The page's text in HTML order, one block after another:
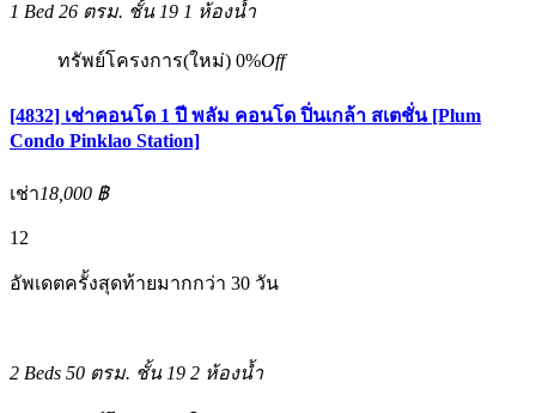
1 Bed 26 ตรม. ชั้น 19 1 ห้องน้ำ
ทรัพย์โครงการ(ใหม่) 0%Off
[4832] เช่าคอนโด 1 ปี พลัม คอนโด ปิ่นเกล้า สเตชั่น [Plum
Condo Pinklao Station]
เช่า18,000 ฿
12
อัพเดตครั้งสุดท้ายมากกว่า 30 วัน
2 Beds 50 ตรม. ชั้น 19 2 ห้องน้ำ